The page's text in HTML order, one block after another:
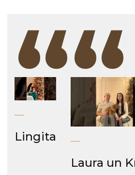
“
Lingita “
Laura un